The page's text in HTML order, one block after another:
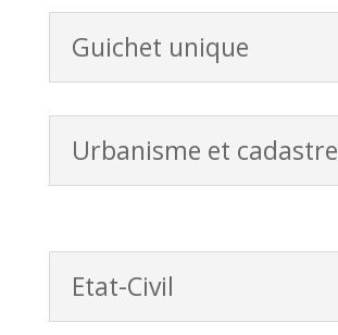
Guichet unique
Urbanisme et cadastre
Etat-Civil